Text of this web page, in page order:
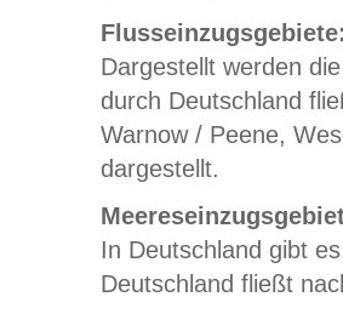
Dargestellt werden
durch Deutschland
Warnow / Peene,
dargestellt.
In Deutschland gibt
Deutschland fließt